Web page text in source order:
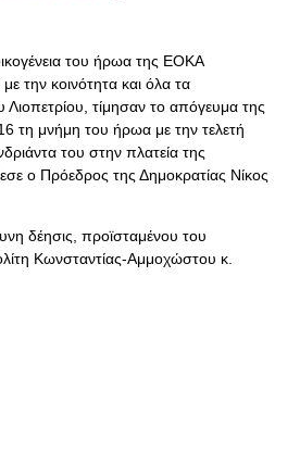
του ήρωα της ΕΟΚΑ
την κοινότητα και όλα τα
τίμησαν το απόγευμα της
τη μνήμη του ήρωα με την τελετή
του στην πλατεία της
ο Πρόεδρος της Δημοκρατίας Νίκος
δέησις, προϊσταμένου του
Κωνσταντίας-Αμμοχώστου κ.